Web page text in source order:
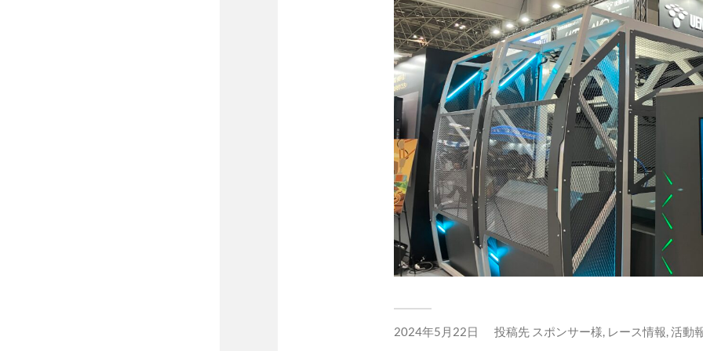
2024年5月22日 投稿先 スポンサー様, レース情報,活動